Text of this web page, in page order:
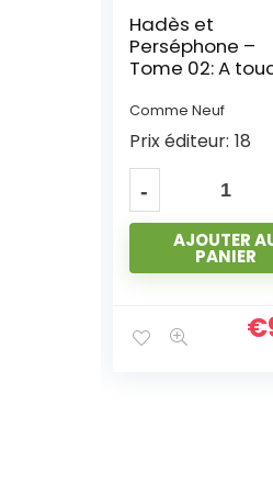
Hell
Prix éditeur:
PANIER
€